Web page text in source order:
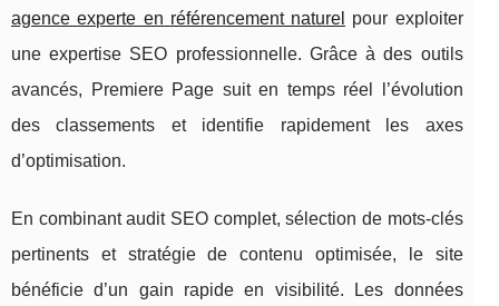
agence experte en référencement naturel
pour exploiter
une expertise SEO professionnelle. Grâce à des outils
avancés, Premiere Page suit en temps réel l’évolution
des classements et identifie rapidement les axes
d’optimisation.
En combinant audit SEO complet, sélection de mots-clés
pertinents et stratégie de contenu optimisée, le site
bénéficie d’un gain rapide en visibilité. Les données